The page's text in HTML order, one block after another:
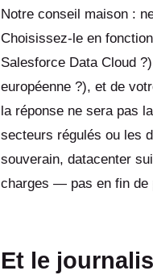
Notre conseil maison :
Choisissez-le en
Salesforce Data Cloud
européenne ?), et de
la réponse ne sera pas
secteurs régulés ou les
souverain, datacenter
charges — pas en fin de
Et le